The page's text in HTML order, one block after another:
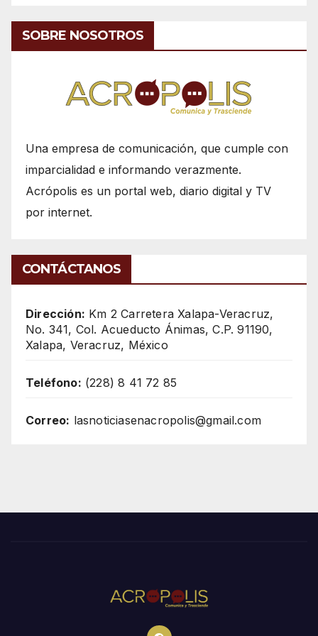
SOBRE NOSOTROS
Una empresa de comunicación, que cumple con
imparcialidad e informando verazmente.
Acrópolis es un portal web, diario digital y TV
por internet.
CONTÁCTANOS
Dirección: Km 2 Carretera Xalapa-Veracruz,
No. 341, Col. Acueducto Ánimas, C.P. 91190,
Xalapa, Veracruz, México
Teléfono: (228) 8 41 72 85
Correo: lasnoticiasenacropolis@gmail.com